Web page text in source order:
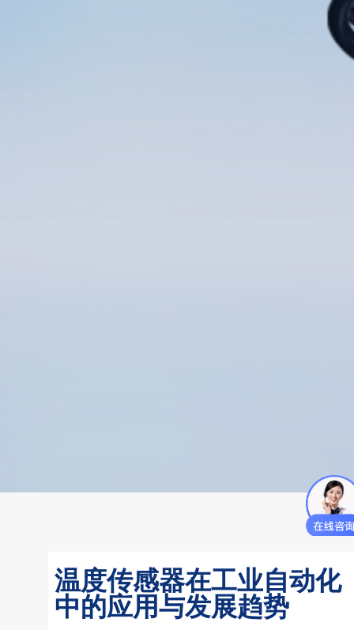
温度传感器在工业自动化
中的应用与发展趋势